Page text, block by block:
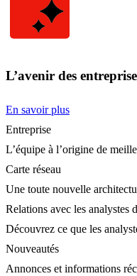
L’avenir des
En savoir plus
Entreprise
L’équipe à l’origine de
Carte réseau
Une toute nouvelle
Relations avec les analystes
Découvrez ce que les
Nouveautés
Annonces et informations